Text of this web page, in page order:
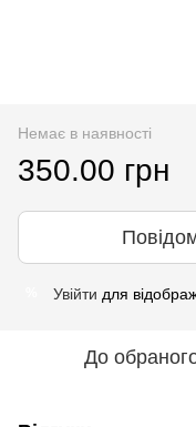
Немає в наявності
350.00 грн
Увійти для
До